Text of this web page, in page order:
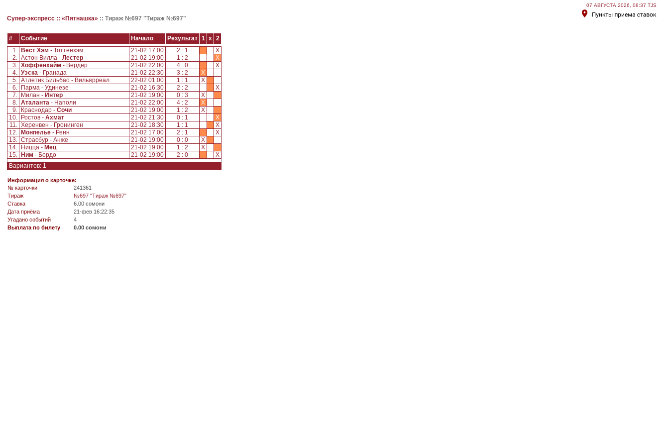
07 АВГУСТА 2026, 08:37 TJS
Супер-экспресс :: «Пятнашка» :: Тираж №697 "Тираж №697"
# Событие Начало Результат 1 x 2
1.
Вест Хэм - Тоттенхэм 21-02 17:00 2 : 1
X
2. Астон Вилла - Лестер 21-02 19:00 1 : 2
X
3. Хоффенхайм - Вердер 21-02 22:00 4 : 0
X
4. Уэска - Гранада 21-02 22:30 3 : 2
X
5. Атлетик Бильбао - Вильярреал 22-02 01:00 1 : 1
X
6.
Парма - Удинезе 21-02 16:30 2 : 2
X
7.
Милан - Интер 21-02 19:00 0 : 3
X
8. Аталанта - Наполи 21-02 22:00 4 : 2
X
9.
Краснодар - Сочи 21-02 19:00 1 : 2
X
10.
Ростов - Ахмат 21-02 21:30 0 : 1
X
11. Херенвен - Гронинген 21-02 18:30 1 : 1
X
12.
Монпелье - Ренн 21-02 17:00 2 : 1
X
13. Страсбур - Анже 21-02 19:00 0 : 0
X
14.
Ницца - Мец 21-02 19:00 1 : 2
X
15.
Ним - Бордо 21-02 19:00 2 : 0
X
Вариантов: 1
Информация о карточке:
№ карточки
241361
Tираж
№697 "Тираж №697"
Ставка
6.00 сомони
Дата приёма
21-фев 16:22:35
Угадано событий
4
Выплата по билету
0.00 сомони